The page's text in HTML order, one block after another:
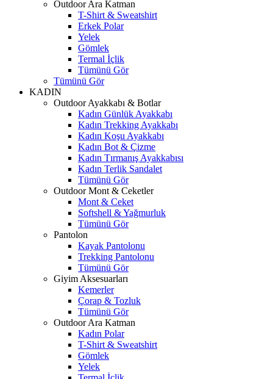
Outdoor Ara Katman
T-Shirt & Sweatshirt
Erkek Polar
Yelek
Gömlek
Termal İçlik
Tümünü Gör
Tümünü Gör
KADIN
Outdoor Ayakkabı & Botlar
Kadın Günlük Ayakkabı
Kadın Trekking Ayakkabı
Kadın Koşu Ayakkabı
Kadın Bot & Çizme
Kadın Tırmanış Ayakkabısı
Kadın Terlik Sandalet
Tümünü Gör
Outdoor Mont & Ceketler
Mont & Ceket
Softshell & Yağmurluk
Tümünü Gör
Pantolon
Kayak Pantolonu
Trekking Pantolonu
Tümünü Gör
Giyim Aksesuarları
Kemerler
Çorap & Tozluk
Tümünü Gör
Outdoor Ara Katman
Kadın Polar
T-Shirt & Sweatshirt
Gömlek
Yelek